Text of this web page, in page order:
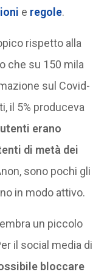
e regole.
rispetto alla
che su 150 mila
sul Covid-
il 5% produceva
erano
di metà dei
sono pochi gli
in modo attivo.
un piccolo
il social media di
bloccare